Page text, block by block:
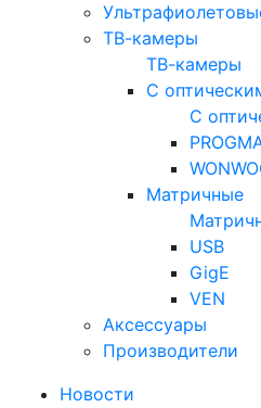
ТВ-камеры
ТВ-камеры
С
С
Матричные
USB
GigE
VEN
Аксессуары
Производители
Новости